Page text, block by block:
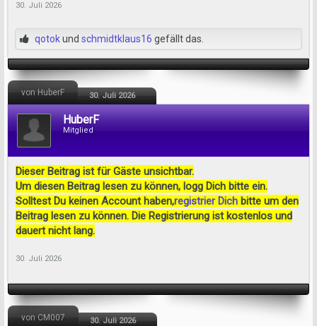
30. Juli 2026
qotokund schmidtklaus16 gefällt das.
von HuberF 30. Juli 2026
HuberF
Mitglied
Dieser Beitrag ist für Gäste unsichtbar.
Um diesen Beitrag lesen zu können, logg Dich bitte ein.
Solltest Du keinen Account haben,registrier Dich bitte um den
Beitrag lesen zu können. Die Registrierung ist kostenlos und
dauert nicht lang.
30. Juli 2026
von CM007 30. Juli 2026